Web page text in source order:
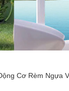
Cơ Rèm Ngựa